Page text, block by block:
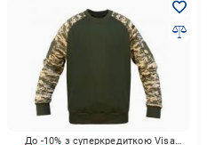
До -10% з суперкредиткою Visa Вигода